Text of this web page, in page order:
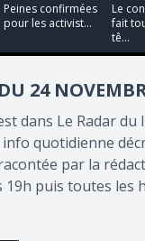
Peines confirmées
pour les activist...
Le
fait
tê...
24
dans Le Radar du
quotidienne
par la
19h puis toutes les